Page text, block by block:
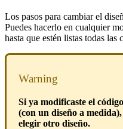
Los pasos para cambiar el
Puedes hacerlo en cualquier
hasta que estén listas todas
Warning
Si ya modificaste el
(con un diseño a
elegir otro diseño.